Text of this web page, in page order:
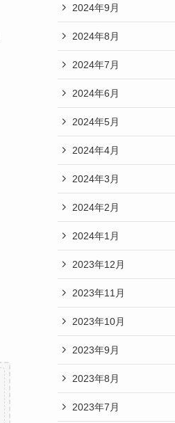
2024年9月
2024年8月
2024年7月
2024年6月
2024年5月
2024年4月
2024年3月
2024年2月
2024年1月
2023年12月
2023年11月
2023年10月
2023年9月
2023年8月
2023年7月